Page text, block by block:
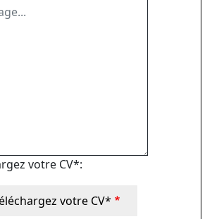
votre CV*:
votre CV*